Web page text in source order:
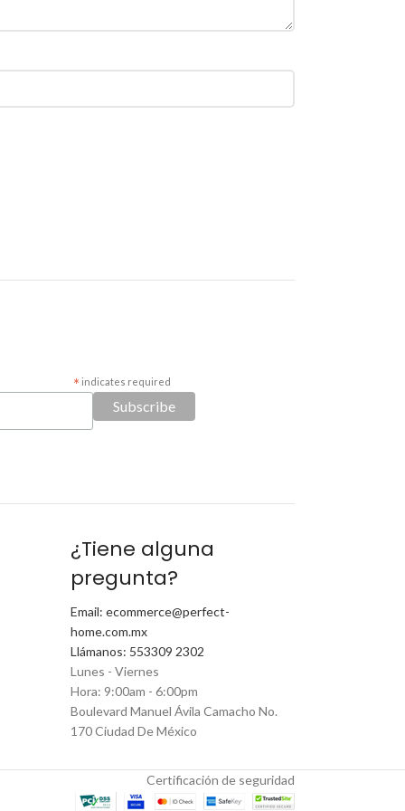
* indicates required
¿Tiene alguna
pregunta?
Email: ecommerce@perfect-
home.com.mx
Llámanos: 553309 2302
Lunes - Viernes
Hora: 9:00am - 6:00pm
Boulevard Manuel Ávila Camacho No.
170 Ciudad De México
Certificación de seguridad